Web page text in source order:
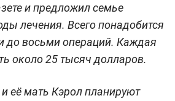
и предложил семье
лечения. Всего понадобится
до восьми операций. Каждая
около 25 тысяч долларов.
её мать Кэрол планируют